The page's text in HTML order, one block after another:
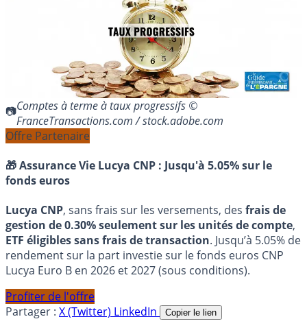
Comptes à terme à taux progressifs ©
FranceTransactions.com / stock.adobe.com
Offre Partenaire
🎁 Assurance Vie Lucya CNP : Jusqu'à 5.05% sur le
fonds euros
Lucya CNP, sans frais sur les versements, des frais de
gestion de 0.30% seulement sur les unités de compte,
ETF éligibles sans frais de transaction. Jusqu’à 5.05% de
rendement sur la part investie sur le fonds euros CNP
Lucya Euro B en 2026 et 2027 (sous conditions).
Profiter de l'offre
Partager : X (Twitter) LinkedIn Copier le lien